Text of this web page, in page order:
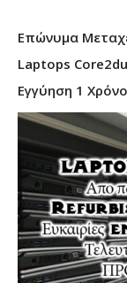
Επώνυμα
Laptops
Εγγύηση 1